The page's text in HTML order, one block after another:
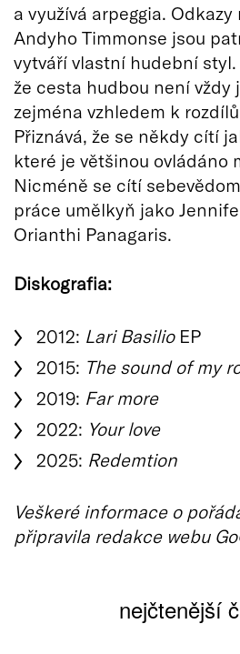
a využívá arpeggia. Odkazy
Andyho Timmonse jsou
vytváří vlastní hudební styl.
že cesta hudbou není vždy
zejména vzhledem k
Přiznává, že se někdy cítí
které je většinou ovládáno
Nicméně se cítí
práce umělkyň jako
Orianthi Panagaris.
Diskografia:
2012: Lari BasilioEP
2015: The sound of my
2019: Far more
2022: Your love
2025: Redemtion
Veškeré informace o
připravila redakce webu
nejčtenější